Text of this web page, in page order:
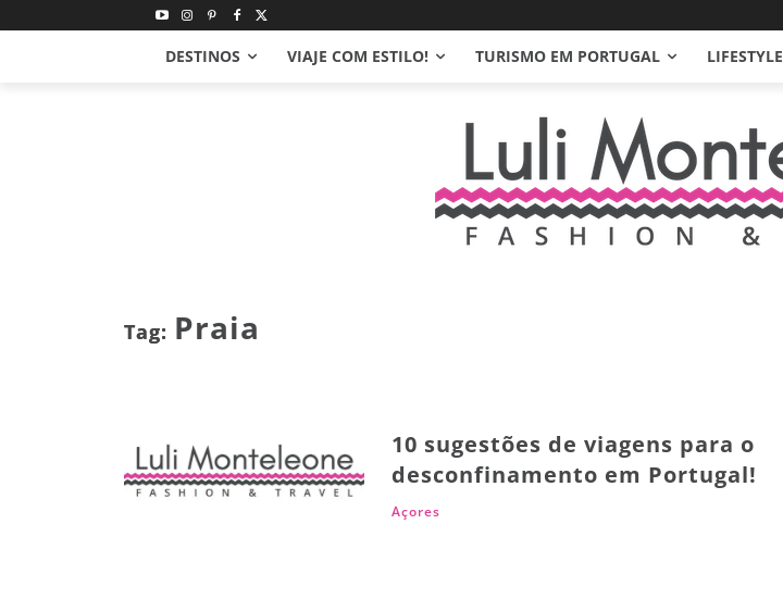
DESTINOS VIAJE COM ESTILO! TURISMO EM PORTUGAL LIFESTYLE
Tag: Praia
10 sugestões de viagens para o
desconfinamento em Portugal!
Açores